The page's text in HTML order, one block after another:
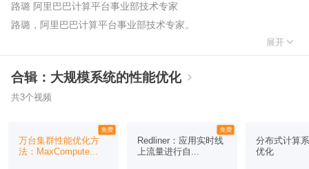
路璐 阿里巴巴计算平台事业部技术专家
路璐，阿里巴巴计算平台事业部技术专家。
MaxCompute 是阿里巴巴自主研发的一站式大数据处理平台，承担
着阿里巴巴集团 99% 的存储和 95% 的计算。
MaxCompute 平台机器规模达到十万级，数据规模达到 EB 级，每
天有超过 300 万个作业在 MaxCompute 平台上运行。因此对
展开 
合辑：大规模系统的性能优化 
共3个视频
免费
万台集群性能优化方
法：MaxCompute...
免费
Redliner：应用实时线
上流量进行自...
分布式计算
优化